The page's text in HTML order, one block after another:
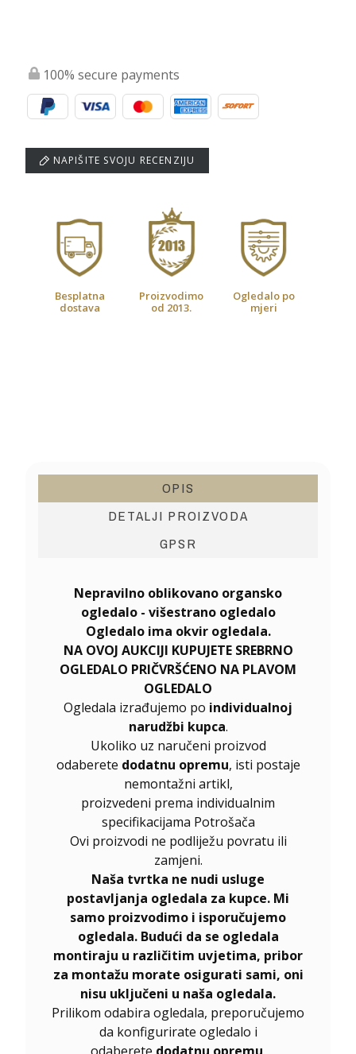
100% secure payments
NAPIŠITE SVOJU RECENZIJU
Besplatna
dostava
Proizvodimo
od 2013.
Ogledalo po
mjeri
OPIS
DETALJI PROIZVODA
GPSR
Nepravilno oblikovano organsko
ogledalo - višestrano ogledalo
Ogledalo ima okvir ogledala.
NA OVOJ AUKCIJI KUPUJETE SREBRNO
OGLEDALO PRIČVRŠĆENO NA PLAVOM
OGLEDALO
Ogledala izrađujemo po individualnoj
narudžbi kupca.
Ukoliko uz naručeni proizvod
odaberete dodatnu opremu, isti postaje
nemontažni artikl,
proizvedeni prema individualnim
specifikacijama Potrošača
Ovi proizvodi ne podliježu povratu ili
zamjeni.
Naša tvrtka ne nudi usluge
postavljanja ogledala za kupce. Mi
samo proizvodimo i isporučujemo
ogledala. Budući da se ogledala
montiraju u različitim uvjetima, pribor
za montažu morate osigurati sami, oni
nisu uključeni u naša ogledala.
Prilikom odabira ogledala, preporučujemo
da konfigurirate ogledalo i